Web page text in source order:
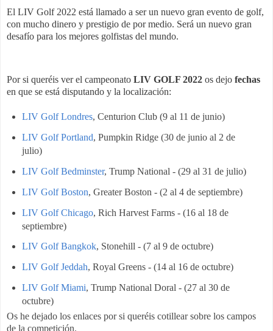
El LIV Golf 2022 está llamado a ser un nuevo gran evento de golf,
con mucho dinero y prestigio de por medio. Será un nuevo gran
desafío para los mejores golfistas del mundo.
Por si queréis ver el campeonato LIV GOLF 2022 os dejo fechas
en que se está disputando y la localización:
LIV Golf Londres, Centurion Club (9 al 11 de junio)
LIV Golf Portland, Pumpkin Ridge (30 de junio al 2 de
julio)
LIV Golf Bedminster, Trump National - (29 al 31 de julio)
LIV Golf Boston, Greater Boston - (2 al 4 de septiembre)
LIV Golf Chicago, Rich Harvest Farms - (16 al 18 de
septiembre)
LIV Golf Bangkok, Stonehill - (7 al 9 de octubre)
LIV Golf Jeddah, Royal Greens - (14 al 16 de octubre)
LIV Golf Miami, Trump National Doral - (27 al 30 de
octubre)
Os he dejado los enlaces por si queréis cotillear sobre los campos
de la competición.